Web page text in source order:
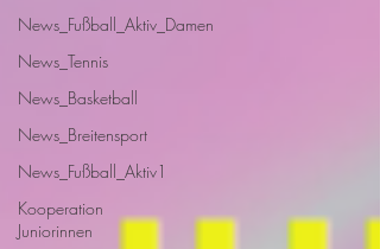
News_Fußball_Aktiv_Damen
News_Tennis
News_Basketball
News_Breitensport
News_Fußball_Aktiv1
Kooperation
Juniorinnen